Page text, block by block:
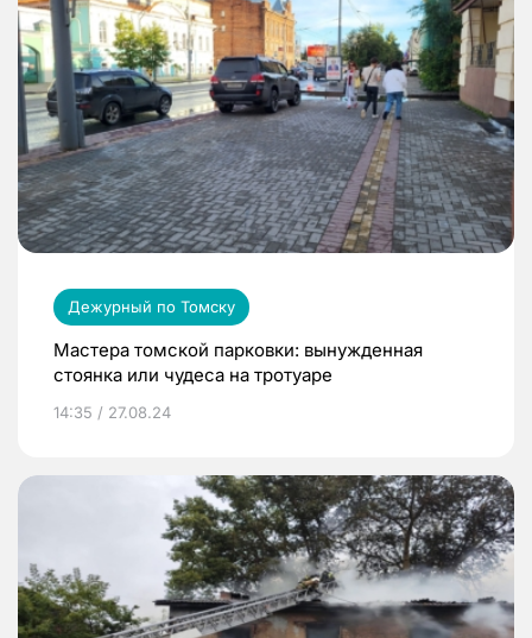
Дежурный по Томску
Мастера томской парковки: вынужденная
стоянка или чудеса на тротуаре
14:35 / 27.08.24